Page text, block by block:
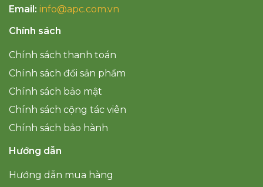
Email: info@apc.com.vn
Chính sách
Chính sách thanh toán
Chính sách đổi sản phẩm
Chính sách bảo mật
Chính sách cộng tác viên
Chính sách bảo hành
Hướng dẫn
Hướng dẫn mua hàng